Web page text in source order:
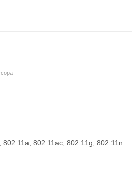
802.11ac, 802.11g, 802.11n